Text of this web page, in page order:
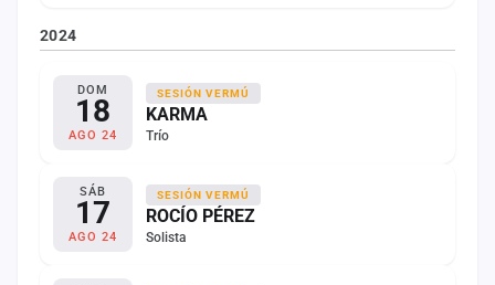
2024
DOM
18
AGO 24
SESIÓN VERMÚ
KARMA
Trío
SÁB
17
AGO 24
SESIÓN VERMÚ
ROCÍO PÉREZ
Solista